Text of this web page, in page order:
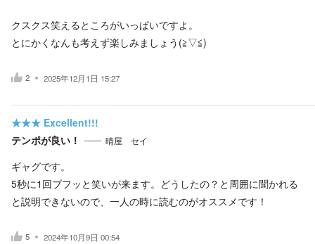
クスクス笑えるところがいっぱいですよ。
とにかくなんも考えず楽しみましょう(⁠≧⁠▽⁠≦⁠)
2 2025年12月1日 15:27
★★★ Excellent!!!
テンポが良い！
晴屋 セイ
ギャグです。
5秒に1回ブフッと笑いが来ます。どうしたの？と周囲に聞かれる
と説明できないので、一人の時に読むのがオススメです！
5 2024年10月9日 00:54